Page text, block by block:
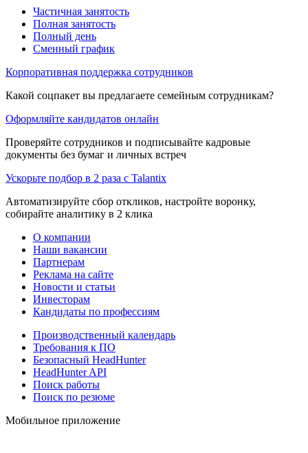
Частичная занятость
Полная занятость
Полный день
Сменный график
Корпоративная поддержка сотрудников
Какой соцпакет вы предлагаете семейным сотрудникам?
Оформляйте кандидатов онлайн
Проверяйте сотрудников и подписывайте кадровые
документы без бумаг и личных встреч
Ускорьте подбор в 2 раза с Talantix
Автоматизируйте сбор откликов, настройте воронку,
собирайте аналитику в 2 клика
О компании
Наши вакансии
Партнерам
Реклама на сайте
Новости и статьи
Инвесторам
Кандидаты по профессиям
Производственный календарь
Требования к ПО
Безопасный HeadHunter
HeadHunter API
Поиск работы
Поиск по резюме
Мобильное приложение